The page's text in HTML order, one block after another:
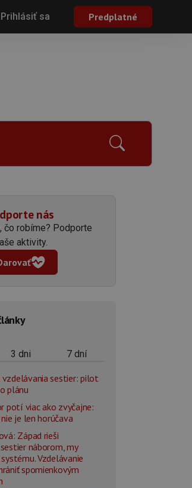
Prihlásiť sa Predplatné
nás
čo robíme? Podporte
aktivity.
3 dni 7 dní
sestier: pilot
plánu
potí viac ako zvyčajne:
je len horúčava
Západ rieši
náborom, my
Vzdelávanie
spomienkovým